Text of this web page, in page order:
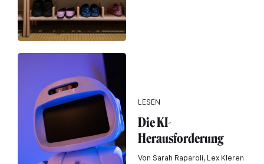
LESEN
Die KI-
Herausforderung
Von Sarah Raparoli, Lex Kleren